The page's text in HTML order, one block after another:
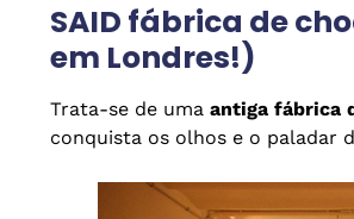
SAID fábrica de
em Londres!)
Trata-se de uma antiga fábrica
conquista os olhos e o paladar